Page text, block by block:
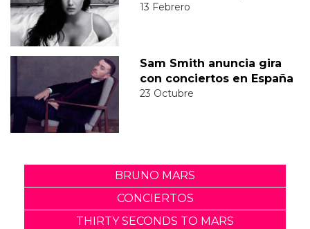
13 Febrero
Sam Smith anuncia gira
con conciertos en España
23 Octubre
BRUNO MARS
CONCIERTOS
THIRTY SECONDS TO MARS